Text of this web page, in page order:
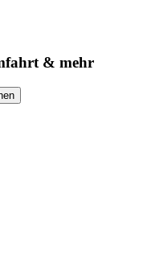
& mehr